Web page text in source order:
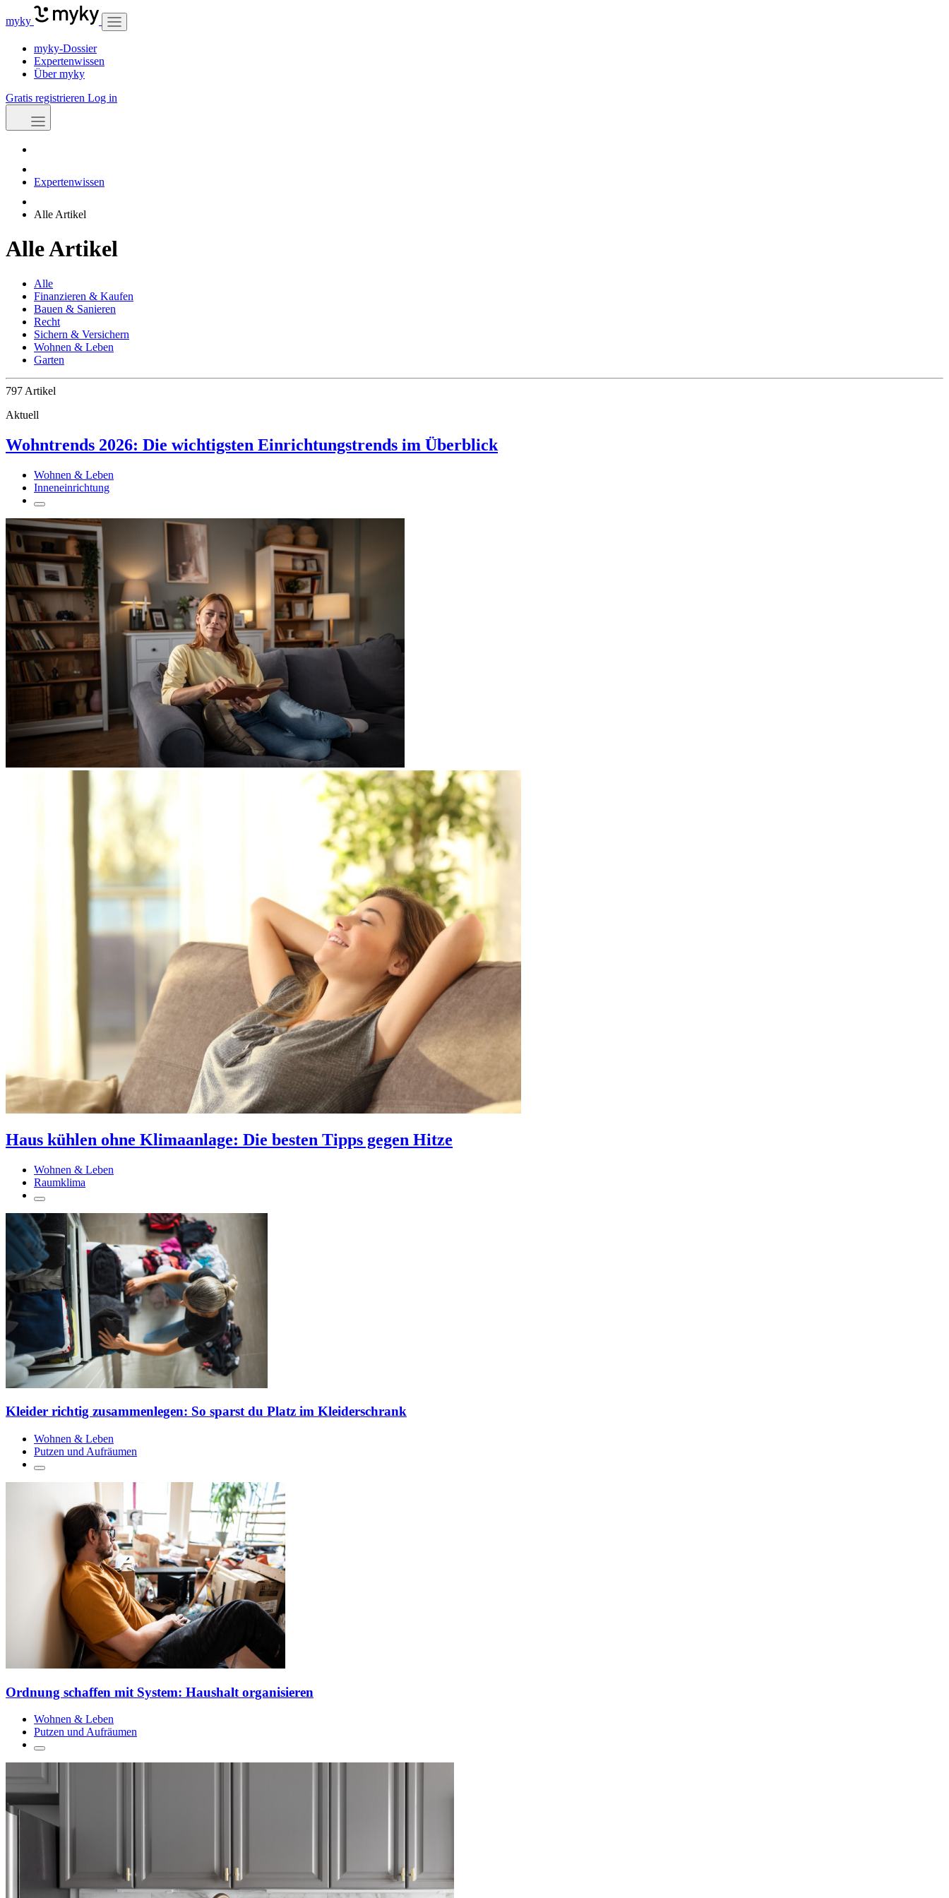
myky
myky-Dossier
Expertenwissen
Über myky
Gratis registrieren Log in
Expertenwissen
Alle Artikel
Alle Artikel
Alle
Finanzieren & Kaufen
Bauen & Sanieren
Recht
Sichern & Versichern
Wohnen & Leben
Garten
797 Artikel
Aktuell
Wohntrends 2026: Die wichtigsten Einrichtungstrends im Überblick
Wohnen & Leben
Inneneinrichtung
Haus kühlen ohne Klimaanlage: Die besten Tipps gegen Hitze
Wohnen & Leben
Raumklima
Kleider richtig zusammenlegen: So sparst du Platz im Kleiderschrank
Wohnen & Leben
Putzen und Aufräumen
Ordnung schaffen mit System: Haushalt organisieren
Wohnen & Leben
Putzen und Aufräumen